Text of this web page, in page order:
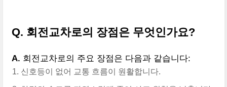
Q. 회전교차로의 장점은 무엇인가요?
A. 회전교차로의 주요 장점은 다음과 같습니다:
신호등이 없어 교통 흐름이 원활합니다.